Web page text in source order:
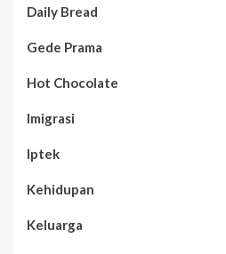
Daily Bread
Gede Prama
Hot Chocolate
Imigrasi
Iptek
Kehidupan
Keluarga